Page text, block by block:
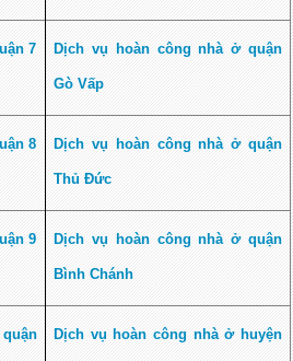
7 Dịch vụ hoàn công nhà ở quận
Gò Vấp
8 Dịch vụ hoàn công nhà ở quận
Thủ Đức
9 Dịch vụ hoàn công nhà ở quận
Bình Chánh
Dịch vụ hoàn công nhà ở huyện